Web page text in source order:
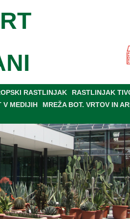
RASTLINJAK RASTLINJAK
V MEDIJIH MREŽA BOT. VRTOV IN